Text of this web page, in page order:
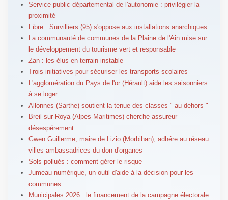
Service public départemental de l'autonomie : privilégier la
proximité
Fibre : Survilliers (95) s'oppose aux installations anarchiques
La communauté de communes de la Plaine de l'Ain mise sur
le développement du tourisme vert et responsable
Zan : les élus en terrain instable
Trois initiatives pour sécuriser les transports scolaires
L'agglomération du Pays de l'or (Hérault) aide les saisonniers
à se loger
Allonnes (Sarthe) soutient la tenue des classes " au dehors "
Breil-sur-Roya (Alpes-Maritimes) cherche assureur
désespérement
Gwen Guillerme, maire de Lizio (Morbihan), adhére au réseau
villes ambassadrices du don d'organes
Sols pollués : comment gérer le risque
Jumeau numérique, un outil d'aide à la décision pour les
communes
Municipales 2026 : le financement de la campagne électorale